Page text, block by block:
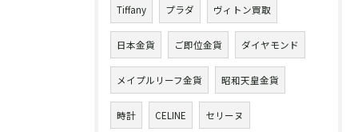
Tiffany プラダ ヴィトン買取
日本金貨 ご即位金貨 ダイヤモンド
メイプルリーフ金貨 昭和天皇金貨
時計 CELINE セリーヌ